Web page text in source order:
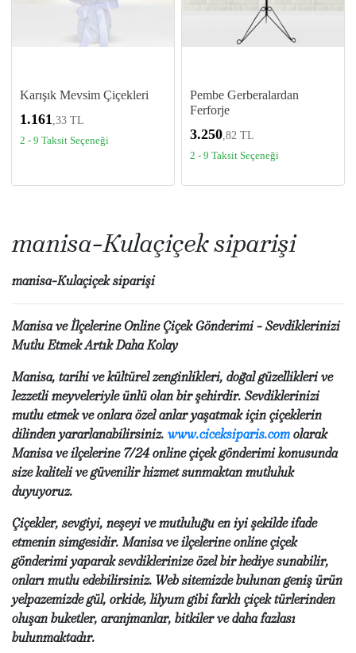
Karışık Mevsim Çiçekleri
1.161 ,33 TL
2 - 9 Taksit Seçeneği
Pembe Gerberalardan
Ferforje
3.250 ,82 TL
2 - 9 Taksit Seçeneği
manisa-Kulaçiçek siparişi
manisa-Kulaçiçek siparişi
Manisa ve İlçelerine Online Çiçek Gönderimi - Sevdiklerinizi
Mutlu Etmek Artık Daha Kolay
Manisa, tarihi ve kültürel zenginlikleri, doğal güzellikleri ve
lezzetli meyveleriyle ünlü olan bir şehirdir. Sevdiklerinizi
mutlu etmek ve onlara özel anlar yaşatmak için çiçeklerin
dilinden yararlanabilirsiniz. www.ciceksiparis.com olarak
Manisa ve ilçelerine 7/24 online çiçek gönderimi konusunda
size kaliteli ve güvenilir hizmet sunmaktan mutluluk
duyuyoruz.
Çiçekler, sevgiyi, neşeyi ve mutluluğu en iyi şekilde ifade
etmenin simgesidir. Manisa ve ilçelerine online çiçek
gönderimi yaparak sevdiklerinize özel bir hediye sunabilir,
onları mutlu edebilirsiniz. Web sitemizde bulunan geniş ürün
yelpazemizde gül, orkide, lilyum gibi farklı çiçek türlerinden
oluşan buketler, aranjmanlar, bitkiler ve daha fazlası
bulunmaktadır.